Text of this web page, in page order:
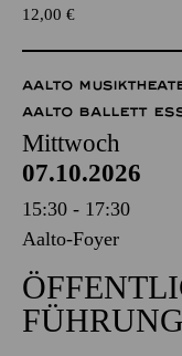
12,00 €
AALTO
AALTO BALLETT
Mittwoch
07.10.2026
15:30 - 17:30
Aalto-Foyer
FÜHRUNG